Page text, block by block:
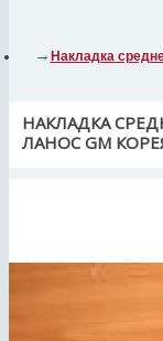
Накладка
НАКЛАДКА
ЛАНОС GM